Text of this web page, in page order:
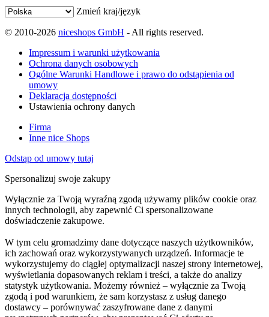
Zmień kraj/język
© 2010-2026 niceshops GmbH - All rights reserved.
Impressum i warunki użytkowania
Ochrona danych osobowych
Ogólne Warunki Handlowe i prawo do odstąpienia od
umowy
Deklaracja dostępności
Ustawienia ochrony danych
Firma
Inne nice Shops
Odstąp od umowy tutaj
Spersonalizuj swoje zakupy
Wyłącznie za Twoją wyraźną zgodą używamy plików cookie oraz
innych technologii, aby zapewnić Ci spersonalizowane
doświadczenie zakupowe.
W tym celu gromadzimy dane dotyczące naszych użytkowników,
ich zachowań oraz wykorzystywanych urządzeń. Informacje te
wykorzystujemy do ciągłej optymalizacji naszej strony internetowej,
wyświetlania dopasowanych reklam i treści, a także do analizy
statystyk użytkowania. Możemy również – wyłącznie za Twoją
zgodą i pod warunkiem, że sam korzystasz z usług danego
dostawcy – porównywać zaszyfrowane dane z danymi